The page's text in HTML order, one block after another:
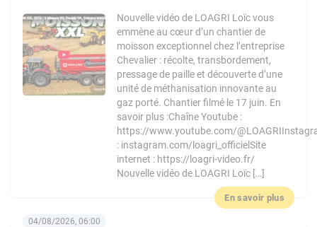
Nouvelle vidéo de LOAGRI Loïc vous
emmène au cœur d’un chantier de
moisson exceptionnel chez l’entreprise
Chevalier : récolte, transbordement,
pressage de paille et découverte d’une
unité de méthanisation innovante au
gaz porté. Chantier filmé le 17 juin. En
savoir plus :Chaîne Youtube :
https://www.youtube.com/
: instagram.com/loagri_officielSite
internet : https://loagri-video.fr/
Nouvelle vidéo de LOAGRI Loïc […]
En savoir plus
04/08/2026, 06:00